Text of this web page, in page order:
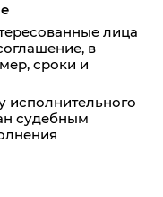
лица
в
сроки и
исполнительного
судебным